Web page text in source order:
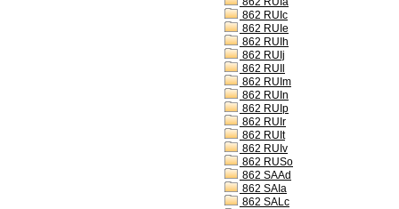
862 RUIc
862 RUIe
862 RUIh
862 RUIj
862 RUIl
862 RUIm
862 RUIn
862 RUIp
862 RUIr
862 RUIt
862 RUIv
862 RUSo
862 SAAd
862 SAIa
862 SALc